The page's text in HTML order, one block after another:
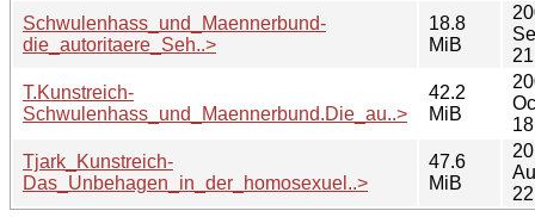
Schwulenhass_und_Maennerbund-
die_autoritaere_Seh..>
18.8
MiB
T.Kunstreich-
Schwulenhass_und_Maennerbund.Die_au..>
42.2
MiB
Tjark_Kunstreich-
Das_Unbehagen_in_der_homosexuel..>
47.6
MiB